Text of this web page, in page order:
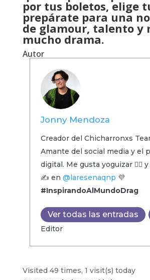
por tus boletos, elige
prepárate para una
de glamour, talento y
mucho drama.
Autor
Jonny Mendoza
Creador del Chicharronxs
Amante del social media y el
digital. Me gusta yoguizar 🧘‍♂️
✍️ en @laresenaqnp 💜
#InspirandoAlMundoDrag
Ver todas las entradas
Editor
Visited 49 times, 1 visit(s) today